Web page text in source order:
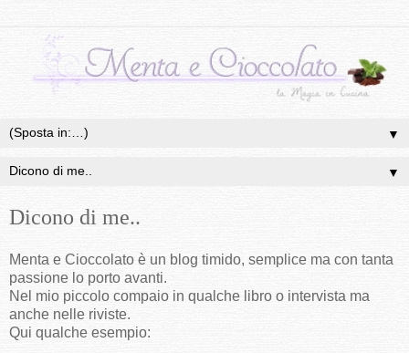
▼
▼
Dicono di me..
Menta e Cioccolato è un blog timido, semplice ma con tanta
passione lo porto avanti.
Nel mio piccolo compaio in qualche libro o intervista ma
anche nelle riviste.
Qui qualche esempio: